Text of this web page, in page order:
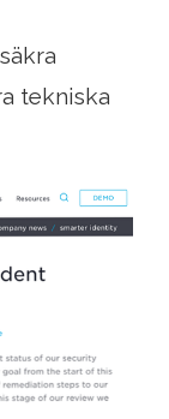
tekniska